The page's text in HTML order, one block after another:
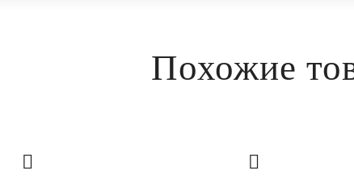
Похожие